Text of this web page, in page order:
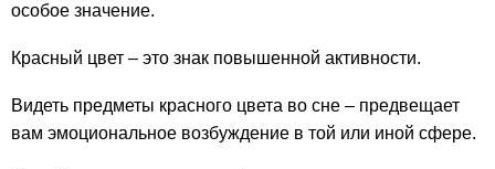
особое значение.
Красный цвет – это знак повышенной активности.
Видеть предметы красного цвета во сне – предвещает
вам эмоциональное возбуждение в той или иной сфере.